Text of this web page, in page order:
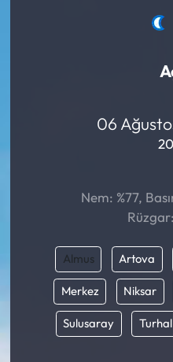
06
Nem: %77,
Almus Artova
Merkez Niksar
Sulusaray Turhal